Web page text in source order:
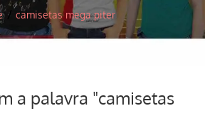
/ camisetas mega piter
a palavra "camisetas